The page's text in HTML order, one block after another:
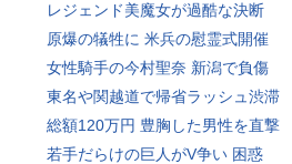
レジェンド美魔女が過酷な決断
原爆の犠牲に 米兵の慰霊式開催
女性騎手の今村聖奈 新潟で負傷
東名や関越道で帰省ラッシュ渋滞
総額120万円 豊胸した男性を直撃
若手だらけの巨人がV争い 困惑